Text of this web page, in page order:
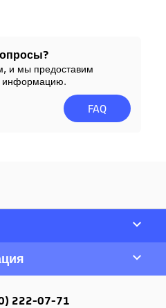
и мы предоставим
информацию.
FAQ
222-07-71